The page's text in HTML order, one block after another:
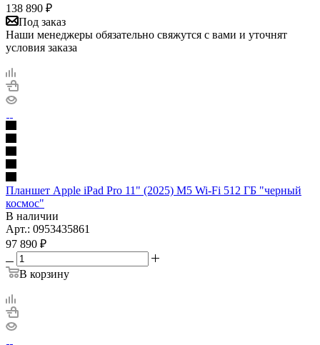
138 890 ₽
Под заказ
Наши менеджеры обязательно свяжутся с вами и уточнят
условия заказа
Планшет Apple iPad Pro 11" (2025) M5 Wi-Fi 512 ГБ "черный
космос"
В наличии
Арт.: 0953435861
97 890 ₽
В корзину